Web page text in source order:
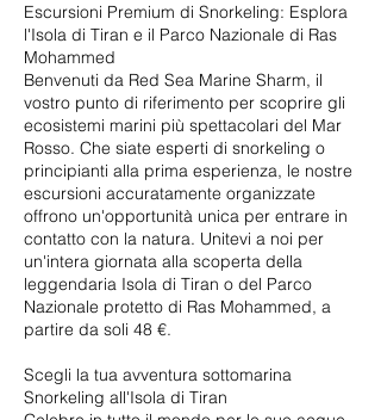
Escursioni Premium di Snorkeling: Esplora
l'Isola di Tiran e il Parco Nazionale di Ras
Mohammed
Benvenuti da Red Sea Marine Sharm, il
vostro punto di riferimento per scoprire gli
ecosistemi marini più spettacolari del Mar
Rosso. Che siate esperti di snorkeling o
principianti alla prima esperienza, le nostre
escursioni accuratamente organizzate
offrono un'opportunità unica per entrare in
contatto con la natura. Unitevi a noi per
un'intera giornata alla scoperta della
leggendaria Isola di Tiran o del Parco
Nazionale protetto di Ras Mohammed, a
partire da soli 48 €.
Scegli la tua avventura sottomarina
Snorkeling all'Isola di Tiran